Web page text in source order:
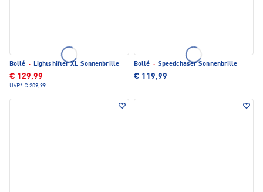
Bollé · Lightshifter XL Sonnenbrille
€ 129,99
UVP* € 209,99
Bollé · Speedchaser Sonnenbrille
€ 119,99